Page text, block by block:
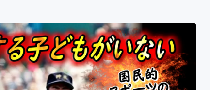
音楽 舞台・
ゲーム・サービス開発 フード・